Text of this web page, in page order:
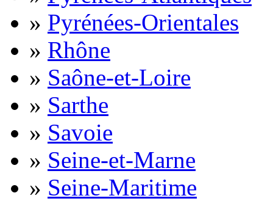
» Pyrénées-Orientales
» Rhône
» Saône-et-Loire
» Sarthe
» Savoie
» Seine-et-Marne
» Seine-Maritime